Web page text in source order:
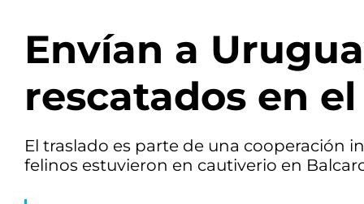
Envían a
rescatados en
El traslado es parte de una cooperación
felinos estuvieron en cautiverio en